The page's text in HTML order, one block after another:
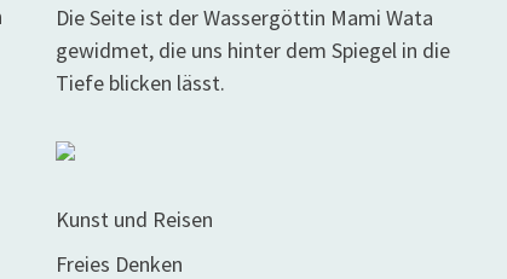
Die Seite ist der Wassergöttin Mami Wata
gewidmet, die uns hinter dem Spiegel in die
Tiefe blicken lässt.
Kunst und Reisen
Freies Denken